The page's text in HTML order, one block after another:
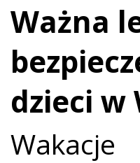
Ważna
dzieci w